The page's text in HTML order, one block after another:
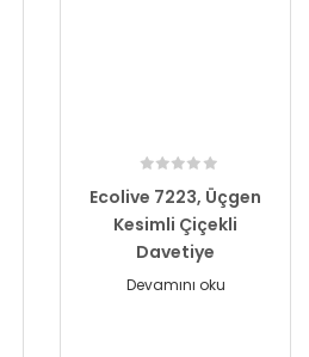
Ecolive 7223, Üçgen
Kesimli Çiçekli
Davetiye
Devamını oku